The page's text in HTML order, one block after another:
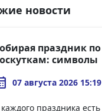
новости
праздник по
символы
2026»
07 августа 2026 15:19
праздника есть